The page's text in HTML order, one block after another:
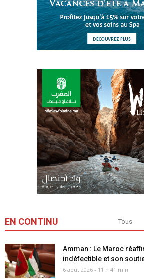
EN CONTINU Tous
Amman : Le Maroc
indéfectible et son
6 août 2026 - 11 h 41 min